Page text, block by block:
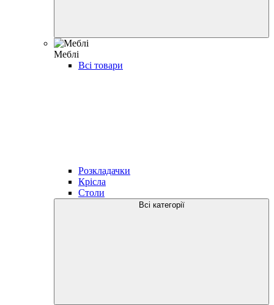
Меблі
Всі товари
Розкладачки
Крісла
Столи
Всі категорії